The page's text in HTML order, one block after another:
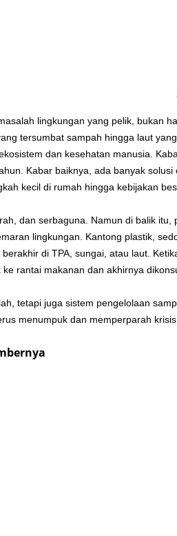
lingkungan yang pelik, bukan
tersumbat sampah hingga laut
dan kesehatan manusia.
Kabar baiknya, ada banyak solusi
kecil di rumah hingga kebijakan
dan serbaguna. Namun di balik itu,
lingkungan. Kantong plastik,
di TPA, sungai, atau laut.
rantai makanan dan akhirnya
tetapi juga sistem pengelolaan
menumpuk dan memperparah krisis